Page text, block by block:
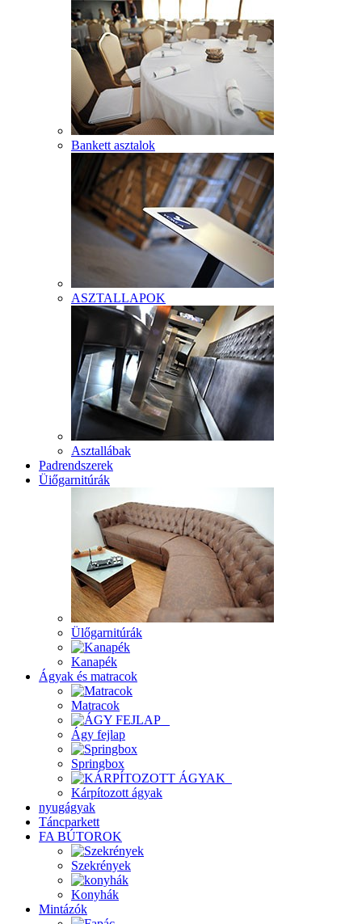
Bankett asztalok
ASZTALLAPOK
Asztallábak
Padrendszerek
Üiőgarnitúrák
Ülőgarnitúrák
Kanapék
Ágyak és matracok
Matracok
Ágy fejlap
Springbox
Kárpítozott ágyak
nyugágyak
Táncparkett
FA BÚTOROK
Szekrények
Konyhák
Mintázók